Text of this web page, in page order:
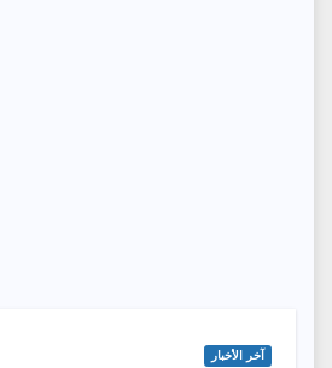
آخر الأخبار